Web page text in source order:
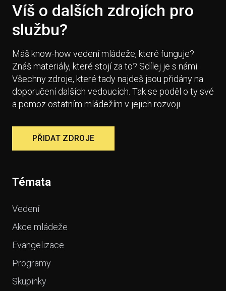
Víš o dalších zdrojích pro
službu?
Máš know-how vedení mládeže, které funguje?
Znáš materiály, které stojí za to? Sdílej je s námi.
Všechny zdroje, které tady najdeš jsou přidány na
doporučení dalších vedoucích. Tak se poděl o ty své
a pomoz ostatním mládežím v jejich rozvoji.
PŘIDAT ZDROJE
Témata
Vedení
Akce mládeže
Evangelizace
Programy
Skupinky